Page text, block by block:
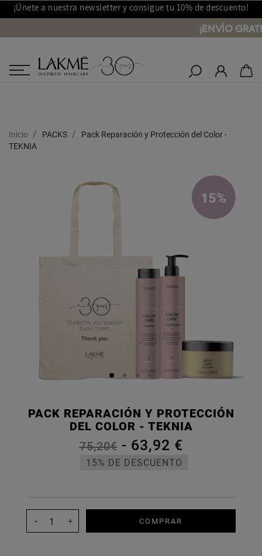
¡Únete a nuestra newsletter y consigue tu 10% de descuento!
¡ENVÍO
Salones Lakmé
Inicio PACKS
Pack Reparación y Protección del Color -
TEKNIA
PACK REPARACIÓN Y PROTECCIÓN
DEL COLOR - TEKNIA
75,20€- 63,92 €
15% DE DESCUENTO
COMPRAR